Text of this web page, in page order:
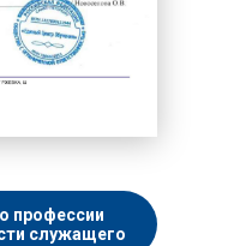
профессии
служащего